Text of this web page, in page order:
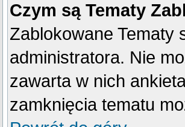
Czym są Tematy
Zablokowane Tematy
administratora. Nie
zawarta w nich
zamknięcia tematu